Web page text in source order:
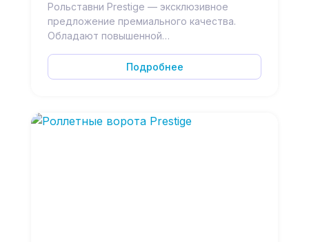
Рольставни Prestige — эксклюзивное
предложение премиального качества.
Обладают повышенной…
Подробнее